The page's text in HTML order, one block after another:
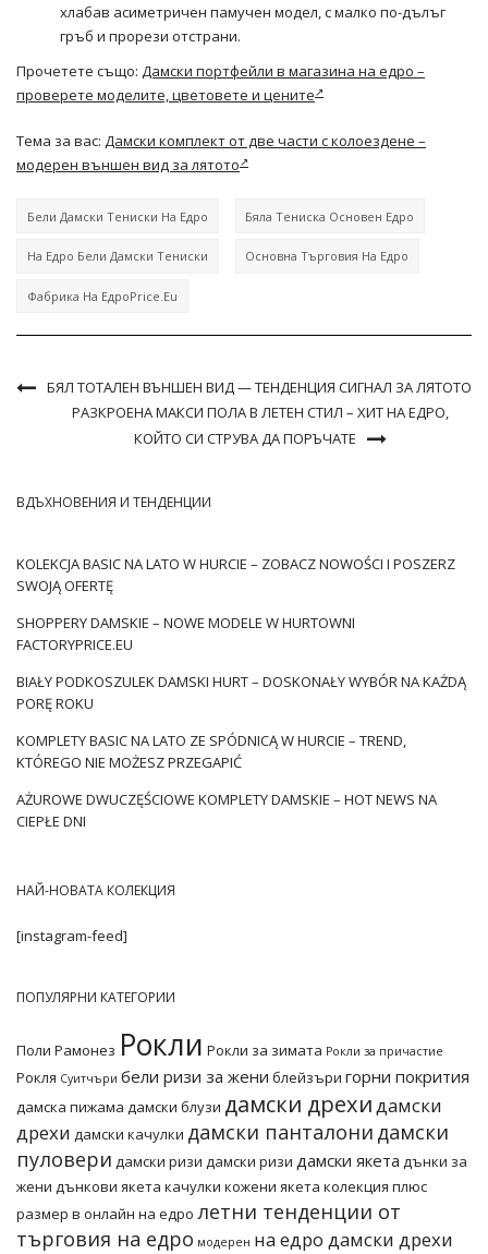
хлабав асиметричен памучен модел, с малко по-дълъг
гръб и прорези отстрани.
Прочетете също: Дамски портфейли в магазина на едро –
проверете моделите, цветовете и цените
Тема за вас: Дамски комплект от две части с колоездене –
модерен външен вид за лятото
Бели Дамски Тениски На Едро Бяла Тениска Основен Едро
На Едро Бели Дамски Тениски Основна Търговия На Едро
Фабрика На ЕдроPrice.eu
БЯЛ ТОТАЛЕН ВЪНШЕН ВИД — ТЕНДЕНЦИЯ СИГНАЛ ЗА ЛЯТОТО
РАЗКРОЕНА МАКСИ ПОЛА В ЛЕТЕН СТИЛ – ХИТ НА ЕДРО,
КОЙТО СИ СТРУВА ДА ПОРЪЧАТЕ
ВДЪХНОВЕНИЯ И ТЕНДЕНЦИИ
KOLEKCJA BASIC NA LATO W HURCIE – ZOBACZ NOWOŚCI I POSZERZ
SWOJĄ OFERTĘ
SHOPPERY DAMSKIE – NOWE MODELE W HURTOWNI
FACTORYPRICE.EU
BIAŁY PODKOSZULEK DAMSKI HURT – DOSKONAŁY WYBÓR NA KAŻDĄ
PORĘ ROKU
KOMPLETY BASIC NA LATO ZE SPÓDNICĄ W HURCIE – TREND,
KTÓREGO NIE MOŻESZ PRZEGAPIĆ
AŻUROWE DWUCZĘŚCIOWE KOMPLETY DAMSKIE – HOT NEWS NA
CIEPŁE DNI
НАЙ-НОВАТА КОЛЕКЦИЯ
[instagram-feed]
ПОПУЛЯРНИ КАТЕГОРИИ
Поли Рамонез Рокли Рокли за зимата Рокли за причастие
Рокля Суитчъри бели ризи за жени блейзъри горни покрития
дамска пижама дамски блузи дамски дрехидамски
дрехи дамски качулки дамски панталони дамски
пуловери дамски ризи дамски ризи дамски якета дънки за
жени дънкови якета качулки кожени якета колекция плюс
размер в онлайн на едро летни тенденции от
търговия на едро модерен на едро дамски дрехи